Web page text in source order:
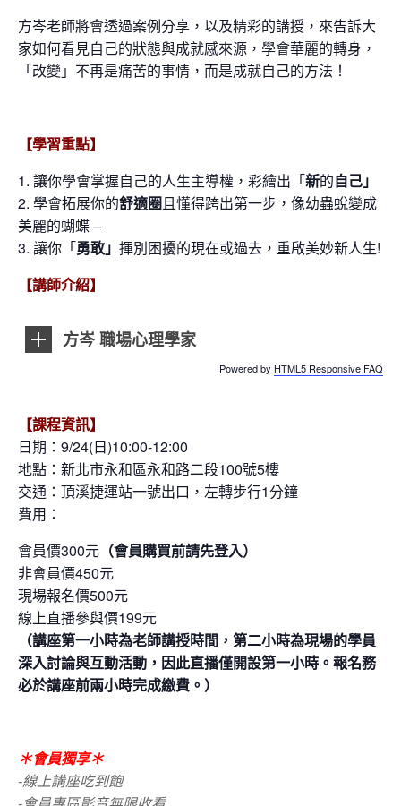
方岑老師將會透過案例分享，以及精彩的講授，來告訴大
家如何看見自己的狀態與成就感來源，學會華麗的轉身，
「改變」 不再是痛苦的事情，而是成就自己的方法！
【學習重點】
讓你學會掌握自己的人生主導權，彩繪出「新的自己」
學會拓展你的舒適圈且懂得跨出第一步， 像幼蟲蛻變成
美麗的蝴蝶 –
讓你「勇敢」 揮別困擾的現在或過去，重啟美妙新人生!
【講師介紹】
方岑 職場心理學家
Powered by HTML5 Responsive FAQ
【課程資訊】
日期：9/24(日)10:00-12:00
地點：新北市永和區永和路二段100號5樓
交通：頂溪捷運站一號出口，左轉步行1分鐘
費用：
會員價300元 （會員購買前請先登入）
非會員價450元
現場報名價500元
線上直播參與價199元
（講座第一小時為老師講授時間，第二小時為現場的學員
深入討論與互動活動，因此直播僅開設第一小時。報名務
必於講座前兩小時完成繳費。）
＊會員獨享＊
-線上講座吃到飽